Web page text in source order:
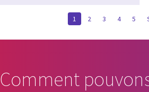
CURRENT
1 PAGE
2 PAGE
3 PAGE
4 PAGE
5
Comment